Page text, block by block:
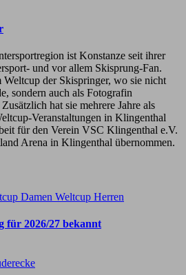
ist Konstanze seit ihrer
und vor allem Skisprung-Fan.
der Skispringer, wo sie nicht
sondern auch als Fotografin
hat sie mehrere Jahre als
Veranstaltungen in Klingenthal
für den Verein VSC Klingenthal e.V.
Arena in Klingenthal übernommen.
Damen Weltcup Herren
für 2026/27 bekannt